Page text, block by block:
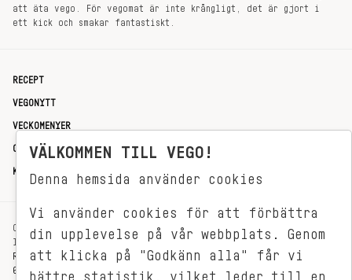
att äta vego. För vegomat är inte krångligt, det är gjort i
ett kick och smakar fantastiskt.
RECEPT
VEGONYTT
VECKOMENYER
OM OSS
KONTAKT
OXENSTIERNSGATAN 33
114 27 STOCKHOLM
REDAKTIONEN@VEGOMAGASINET.SE
08-799 62 01
VÄLKOMMEN TILL VEGO!
Denna hemsida använder cookies
Vi använder cookies för att förbättra
din upplevelse på vår webbplats. Genom
att klicka på "Godkänn alla" får vi
bättre statistik, vilket leder till en